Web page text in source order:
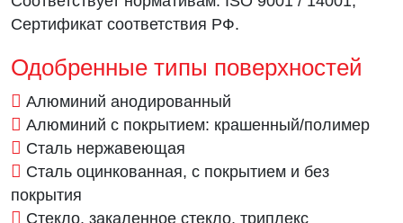
Сертификат соответствия РФ.
Одобренные типы поверхностей
Алюминий анодированный
Алюминий с покрытием: крашенный/полимер
Сталь нержавеющая
Сталь оцинкованная, с покрытием и без
покрытия
Стекло, закаленное стекло, триплекс